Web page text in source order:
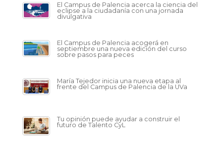
El Campus de Palencia acerca la ciencia del
eclipse a la ciudadanía con una jornada
divulgativa
El Campus de Palencia acogerá en
septiembre una nueva edición del curso
sobre pasos para peces
María Tejedor inicia una nueva etapa al
frente del Campus de Palencia de la UVa
Tu opinión puede ayudar a construir el
futuro de Talento CyL